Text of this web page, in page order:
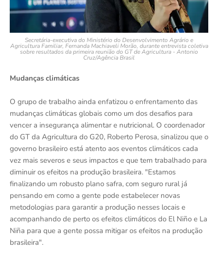
Secretária-executiva do Ministério do Desenvolvimento Agrário e
Agricultura Familiar, Fernanda Machiaveli Morão, durante entrevista coletiva
sobre resultados da primeira reunião do GT de Agricultura - Antonio
Cruz/Agência Brasil
Mudanças climáticas
O grupo de trabalho ainda enfatizou o enfrentamento das
mudanças climáticas globais como um dos desafios para
vencer a insegurança alimentar e nutricional. O coordenador
do GT da Agricultura do G20, Roberto Perosa, sinalizou que o
governo brasileiro está atento aos eventos climáticos cada
vez mais severos e seus impactos e que tem trabalhado para
diminuir os efeitos na produção brasileira. "Estamos
finalizando um robusto plano safra, com seguro rural já
pensando em como a gente pode estabelecer novas
metodologias para garantir a produção nesses locais e
acompanhando de perto os efeitos climáticos do El Niño e La
Niña para que a gente possa mitigar os efeitos na produção
brasileira".